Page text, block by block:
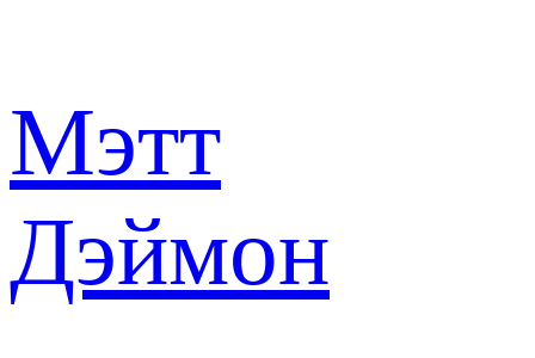
Мэтт
Дэймон